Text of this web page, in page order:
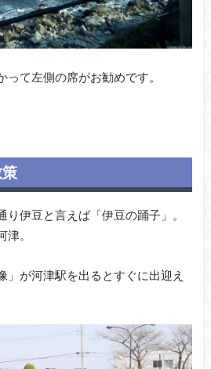
って左側の席がお勧めです。
り伊豆と言えば「伊豆の踊子」。
。
」が河津駅を出るとすぐに出迎え